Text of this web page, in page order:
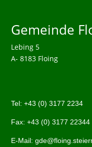
Gemeinde
Lebing 5
A- 8183 Floing
Tel:+43 (0)3177 2234
Fax: +43 (0)3177 22344
E-Mail: